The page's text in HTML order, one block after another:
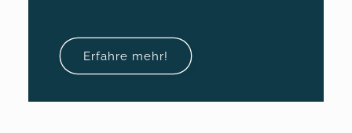
Erfahre mehr!